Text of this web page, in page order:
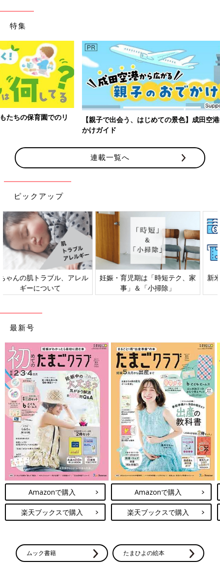
特集
【親子で出会う、はじめての景色】成田空港から広がる親子のおで
連載一覧へ
ピックアップ
妊娠・育児期は「時短テク、家
事」＆「小掃除」
新米ママ・パパ向け「マネー講
座」
最新号
Amazonで購入
楽天ブックスで購入
Amazonで購入
楽天ブックスで購入
ムック書籍 たまひよの絵本